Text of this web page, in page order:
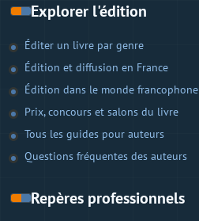
Explorer l'édition
Éditer un livre par genre
Édition et diffusion en France
Édition dans le monde francophone
Prix, concours et salons du livre
Tous les guides pour auteurs
Questions fréquentes des auteurs
Repères professionnels